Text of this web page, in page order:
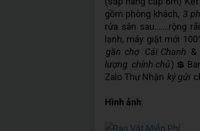
gồm phòng khách, 3
rửa sân sau.......rộng
lạnh, máy giặt mới
gần chợ Cái Chanh &
lượng chính chủ) 💲
Zalo Thư Nhận ký gửi
Hình ảnh: